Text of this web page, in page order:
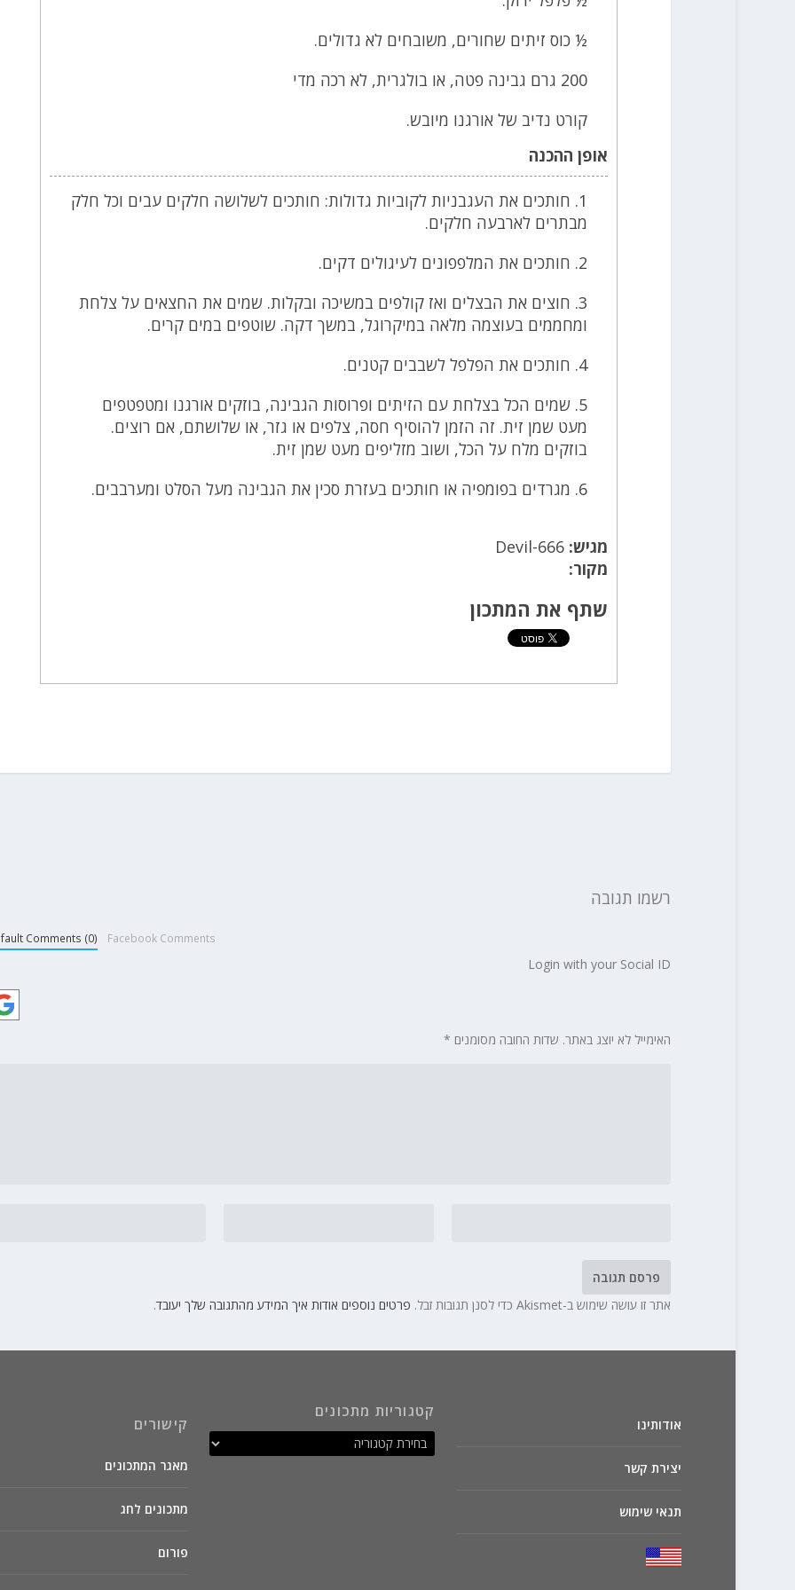
½ כוס זיתים שחורים, משובחים לא גדולים.
200 גרם גבינה פטה, או בולגרית, לא רכה מדי
קורט נדיב של אורגנו מיובש.
אופן ההכנה
1. חותכים את העגבניות לקוביות גדולות: חותכים לשלושה חלקים עבים וכל חלק
מבתרים לארבעה חלקים.
2. חותכים את המלפפונים לעיגולים דקים.
3. חוצים את הבצלים ואז קולפים במשיכה ובקלות. שמים את החצאים על צלחת
ומחממים בעוצמה מלאה במיקרוגל, במשך דקה. שוטפים במים קרים.
4. חותכים את הפלפל לשבבים קטנים.
5. שמים הכל בצלחת עם הזיתים ופרוסות הגבינה, בוזקים אורגנו ומטפטפים
מעט שמן זית. זה הזמן להוסיף חסה, צלפים או גזר, או שלושתם, אם רוצים.
בוזקים מלח על הכל, ושוב מזליפים מעט שמן זית.
6. מגרדים בפומפיה או חותכים בעזרת סכין את הגבינה מעל הסלט ומערבבים.
מגיש: Devil-666
מקור:
שתף את המתכון
רשמו תגובה
Comments (0) Facebook Comments
Login with your Social ID
האימייל לא יוצג באתר. שדות החובה מסומנים *
אתר זו עושה שימוש ב-Akismet כדי לסנן תגובות זבל. פרטים נוספים אודות איך המידע מהתגובה שלך יעובד.
אודותינו
יצירת קשר
תנאי שימוש
קטגוריות מתכונים
קישורים
מאגר המתכונים
מתכונים לחג
פורום